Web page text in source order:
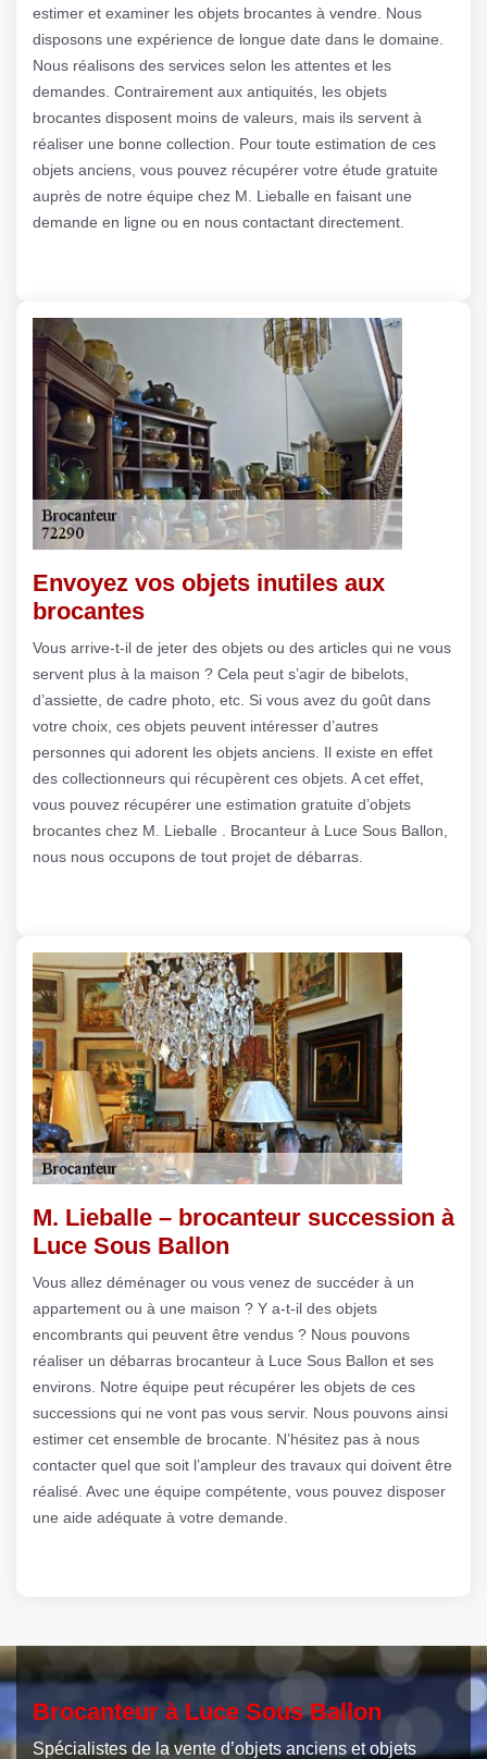
estimer et examiner les objets brocantes à vendre. Nous
disposons une expérience de longue date dans le domaine.
Nous réalisons des services selon les attentes et les
demandes. Contrairement aux antiquités, les objets
brocantes disposent moins de valeurs, mais ils servent à
réaliser une bonne collection. Pour toute estimation de ces
objets anciens, vous pouvez récupérer votre étude gratuite
auprès de notre équipe chez M. Lieballe en faisant une
demande en ligne ou en nous contactant directement.
Envoyez vos objets inutiles aux
brocantes
Vous arrive-t-il de jeter des objets ou des articles qui ne vous
servent plus à la maison ? Cela peut s’agir de bibelots,
d’assiette, de cadre photo, etc. Si vous avez du goût dans
votre choix, ces objets peuvent intéresser d’autres
personnes qui adorent les objets anciens. Il existe en effet
des collectionneurs qui récupèrent ces objets. A cet effet,
vous pouvez récupérer une estimation gratuite d’objets
brocantes chez M. Lieballe . Brocanteur à Luce Sous Ballon,
nous nous occupons de tout projet de débarras.
M. Lieballe – brocanteur succession à
Luce Sous Ballon
Vous allez déménager ou vous venez de succéder à un
appartement ou à une maison ? Y a-t-il des objets
encombrants qui peuvent être vendus ? Nous pouvons
réaliser un débarras brocanteur à Luce Sous Ballon et ses
environs. Notre équipe peut récupérer les objets de ces
successions qui ne vont pas vous servir. Nous pouvons ainsi
estimer cet ensemble de brocante. N’hésitez pas à nous
contacter quel que soit l’ampleur des travaux qui doivent être
réalisé. Avec une équipe compétente, vous pouvez disposer
une aide adéquate à votre demande.
Brocanteur à Luce Sous Ballon
Spécialistes de la vente d’objets anciens et objets